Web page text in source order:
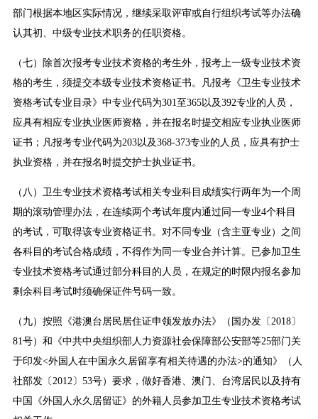
部门根据本地区实际情况，继续采取评审或自行组织考试等办法确
认其初、中级专业技术职务的任职资格。
（七）除首次报考专业技术资格的考生外，报考上一级专业技术资
格的考生，须提交本级专业技术资格证书。凡报考《卫生专业技术
资格考试专业目录》中专业代码为301至365以及392专业的人员，
应具有相应专业执业医师资格，并在报名时提交相应专业执业医师
证书；凡报考专业代码为203以及368-373专业的人员，应具有护士
执业资格，并在报名时提交护士执业证书。
（八）卫生专业技术资格考试相关专业科目成绩实行两年为一个周
期的滚动管理办法，在连续两个考试年度内通过同一专业4个科目
的考试，可取得该专业资格证书。对不同专业（含主亚专业）之间
各科目的考试合格成绩，不得作为同一专业合并计算。已参加卫生
专业技术资格考试通过部分科目的人员，在规定的时限内报名参加
剩余科目考试时须确保证件号码一致。
（九）按照《港澳台居民居住证申领发放办法》（国办发〔2018〕
81号）和《中共中央组织部人力资源社会保障部公安部等25部门关
于印发<外国人在中国永久居留享有相关待遇的办法>的通知》（人
社部发〔2012〕53号）要求，做好香港、澳门、台湾居民以及持有
中国《外国人永久居留证》的外籍人员参加卫生专业技术资格考试